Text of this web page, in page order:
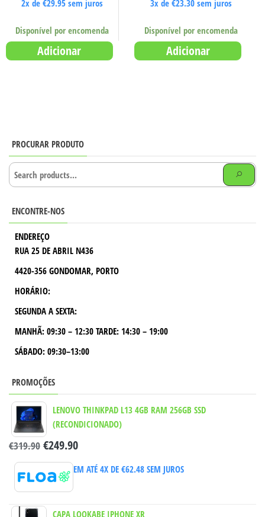
2x de€29.95 sem juros
Disponível por encomenda
Adicionar
3x de €23.30sem juros
Disponível por encomenda
Adicionar
PROCURAR PRODUTO
ENCONTRE-NOS
ENDEREÇO
RUA 25 DE ABRIL N436
4420-356 GONDOMAR, PORTO
HORÁRIO:
SEGUNDA A SEXTA:
MANHÃ: 09:30 – 12:30 TARDE: 14:30 – 19:00
SÁBADO: 09:30–13:00
PROMOÇÕES
LENOVO THINKPAD L13 4GB RAM 256GB SSD
(RECONDICIONADO)
€319.90 €249.90
EM ATÉ 4X DE €62.48SEM JUROS
CAPA LOOKABE IPHONE XR